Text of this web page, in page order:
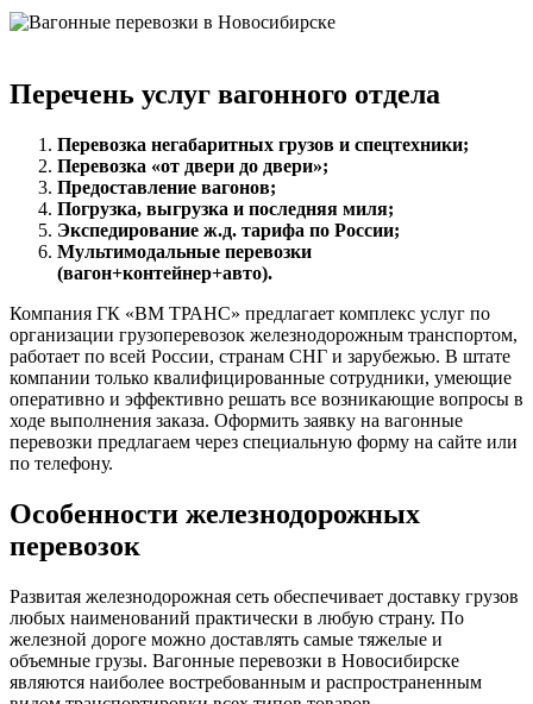
Перечень услуг вагонного отдела
Перевозка негабаритных грузов и спецтехники;
Перевозка «от двери до двери»;
Предоставление вагонов;
Погрузка, выгрузка и последняя миля;
Экспедирование ж.д. тарифа по России;
Мультимодальные перевозки
(вагон+контейнер+авто).
Компания ГК «ВМ ТРАНС» предлагает комплекс услуг по
организации грузоперевозок железнодорожным транспортом,
работает по всей России, странам СНГ и зарубежью. В штате
компании только квалифицированные сотрудники, умеющие
оперативно и эффективно решать все возникающие вопросы в
ходе выполнения заказа. Оформить заявку на вагонные
перевозки предлагаем через специальную форму на сайте или
по телефону.
Особенности железнодорожных
перевозок
Развитая железнодорожная сеть обеспечивает доставку грузов
любых наименований практически в любую страну. По
железной дороге можно доставлять самые тяжелые и
объемные грузы. Вагонные перевозки в Новосибирске
являются наиболее востребованным и распространенным